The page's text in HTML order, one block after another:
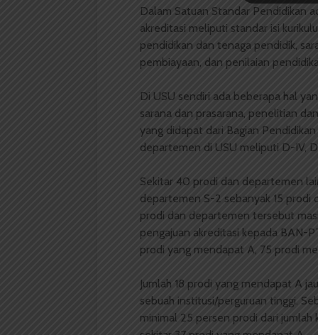
Dalam Satuan Standar Pendidikan
akreditasi meliputi standar isi
pendidikan dan tenaga pendidik,
pembiayaan, dan penilaian
Di USU sendiri ada beberapa hal
sarana dan prasarana, penelitian
yang didapat dari Bagian
departemen di USU meliputi D-­IV,
Sekitar 40 prodi dan departemen
departemen S-2 sebanyak 15 prodi
prodi dan departemen tersebut
pengajuan akreditasi kepada BAN-­
prodi yang mendapat A, 75 prodi
Jumlah 18 prodi yang mendapat A
sebuah institusi/perguruan tinggi.
minimal 25 persen prodi dari jumlah